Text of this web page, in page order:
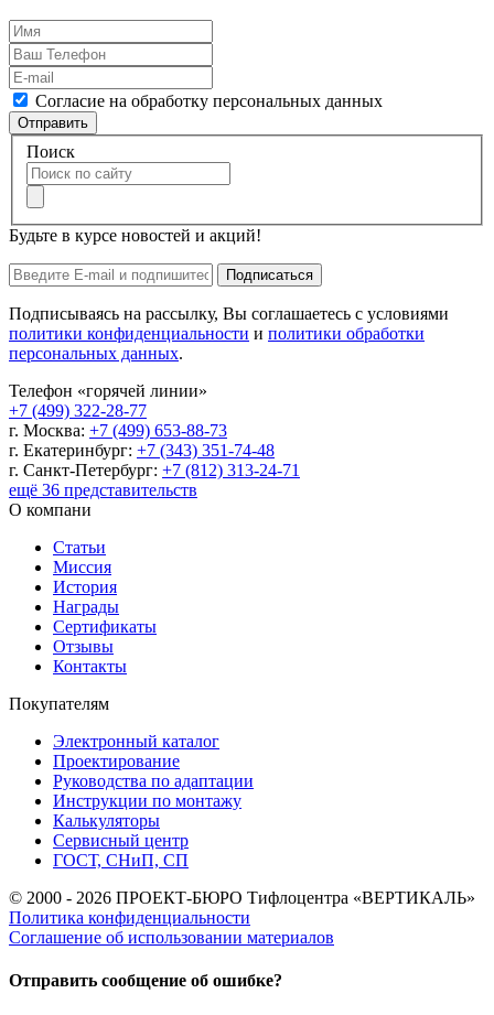
Согласие на обработку персональных данных
Отправить
Поиск
Будьте в курсе новостей и акций!
Подписаться
Подписываясь на рассылку, Вы соглашаетесь с условиями
политики конфиденциальности и политики обработки
персональных данных.
Телефон «горячей линии»
+7 (499) 322-28-77
г. Москва: +7 (499) 653-88-73
г. Екатеринбург: +7 (343) 351-74-48
г. Санкт-Петербург: +7 (812) 313-24-71
ещё 36 представительств
О компани
Статьи
Миссия
История
Награды
Сертификаты
Отзывы
Контакты
Покупателям
Электронный каталог
Проектирование
Руководства по адаптации
Инструкции по монтажу
Калькуляторы
Сервисный центр
ГОСТ, СНиП, СП
© 2000 - 2026 ПРОЕКТ-БЮРО Тифлоцентра «ВЕРТИКАЛЬ»
Политика конфиденциальности
Соглашение об использовании материалов
Отправить сообщение об ошибке?